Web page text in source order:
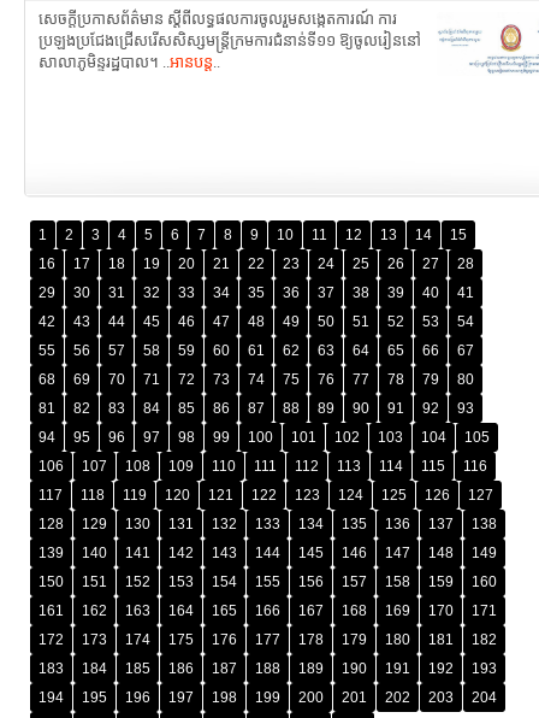
សេចក្តីប្រកាសព័ត៌មាន ស្ដីពីលទ្ធផលការចូលរួមសង្កេតការណ៍ ការ
ប្រឡងប្រជែងជ្រើសរើសសិស្សមន្ត្រីក្រមការជំនាន់ទី១១ ឱ្យចូលរៀននៅ
សាលាភូមិន្ទរដ្ឋបាល។ ..អានបន្ត..
1 2 3 4 5 6 7 8 9 10 11 12 13 14
15
16
17 18 19 20 21 22 23 24 25 26 27
28
29
30 31 32 33 34 35 36 37 38 39 40
41
42
43 44 45 46 47 48 49 50 51 52 53
54
55
56 57 58 59 60 61 62 63 64 65 66
67
68
69 70 71 72 73 74 75 76 77 78 79
80
81
82 83 84 85 86 87 88 89 90 91 92
93
94
95 96 97 98 99 100 101 102 103 104
105
106
107 108 109 110 111 112 113 114 115
116
117
118 119 120 121 122 123 124 125 126
127
128
129 130 131 132 133 134 135 136 137
138
139
140 141 142 143 144 145 146 147 148
149
150
151 152 153 154 155 156 157 158 159
160
161
162 163 164 165 166 167 168 169 170
171
172
173 174 175 176 177 178 179 180 181
182
183
184 185 186 187 188 189 190 191 192
193
194
195 196 197 198 199 200 201 202 203 204